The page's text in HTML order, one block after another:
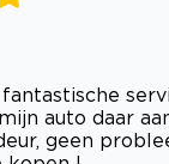
auto daar
geen